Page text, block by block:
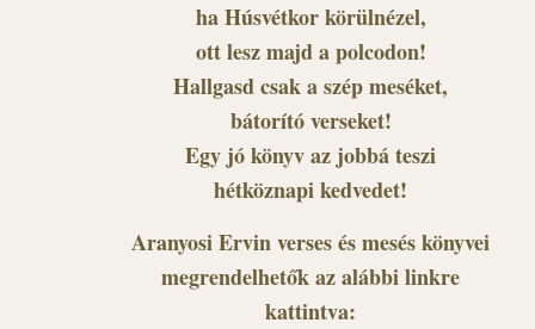
ha Húsvétkor körülnézel,
ott lesz majd a polcodon!
Hallgasd csak a szép meséket,
bátorító verseket!
Egy jó könyv az jobbá teszi
hétköznapi kedvedet!
Aranyosi Ervin verses és mesés könyvei
megrendelhetők az alábbi linkre
kattintva: